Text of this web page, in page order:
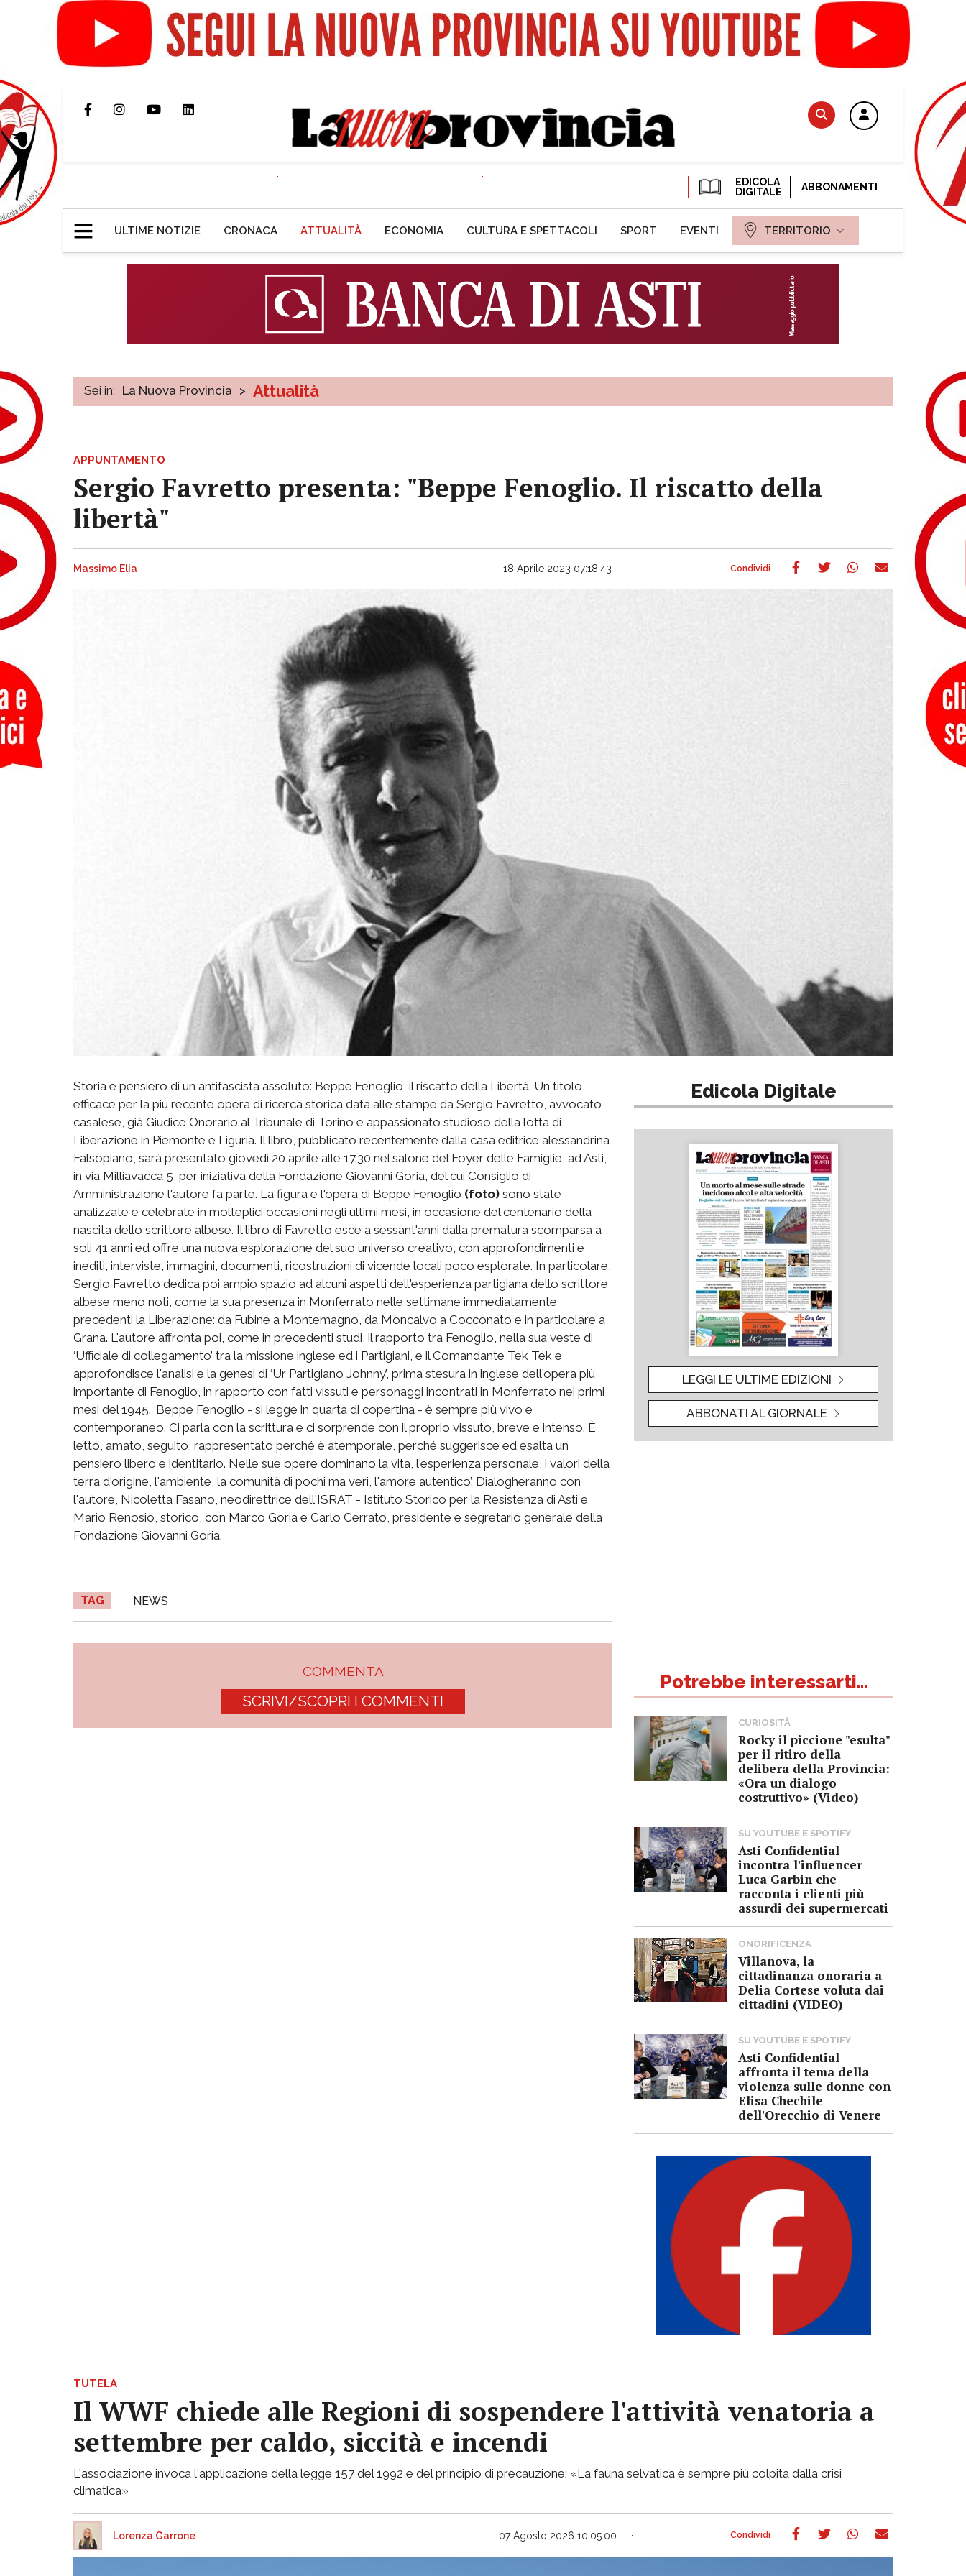
EDICOLA
DIGITALE
ABBONAMENTI
ULTIME NOTIZIE CRONACA ATTUALITÀ ECONOMIA CULTURA E SPETTACOLI SPORT EVENTI TERRITORIO
Sei in: La Nuova Provincia > Attualità
APPUNTAMENTO
Sergio Favretto presenta: "Beppe Fenoglio. Il riscatto della
libertà"
Massimo Elia 18 Aprile 2023 07:18:43
Storia e pensiero di un antifascista assoluto: Beppe Fenoglio, il riscatto della Libertà. Un titolo
efficace per la più recente opera di ricerca storica data alle stampe da Sergio Favretto, avvocato
casalese, già Giudice Onorario al Tribunale di Torino e appassionato studioso della lotta di
Liberazione in Piemonte e Liguria. Il libro, pubblicato recentemente dalla casa editrice alessandrina
Falsopiano, sarà presentato giovedì 20 aprile alle 17.30 nel salone del Foyer delle Famiglie, ad Asti,
in via Milliavacca 5, per iniziativa della Fondazione Giovanni Goria, del cui Consiglio di
Amministrazione l'autore fa parte. La figura e l'opera di Beppe Fenoglio (foto) sono state
analizzate e celebrate in molteplici occasioni negli ultimi mesi, in occasione del centenario della
nascita dello scrittore albese. Il libro di Favretto esce a sessant'anni dalla prematura scomparsa a
soli 41 anni ed offre una nuova esplorazione del suo universo creativo, con approfondimenti e
inediti, interviste, immagini, documenti, ricostruzioni di vicende locali poco esplorate. In particolare,
Sergio Favretto dedica poi ampio spazio ad alcuni aspetti dell'esperienza partigiana dello scrittore
albese meno noti, come la sua presenza in Monferrato nelle settimane immediatamente
precedenti la Liberazione: da Fubine a Montemagno, da Moncalvo a Cocconato e in particolare a
Grana. L'autore affronta poi, come in precedenti studi, il rapporto tra Fenoglio, nella sua veste di
‘Ufficiale di collegamento’ tra la missione inglese ed i Partigiani, e il Comandante Tek Tek e
approfondisce l'analisi e la genesi di ‘Ur Partigiano Johnny’, prima stesura in inglese dell'opera più
importante di Fenoglio, in rapporto con fatti vissuti e personaggi incontrati in Monferrato nei primi
mesi del 1945. ‘Beppe Fenoglio - si legge in quarta di copertina - è sempre più vivo e
contemporaneo. Ci parla con la scrittura e ci sorprende con il proprio vissuto, breve e intenso. È
letto, amato, seguito, rappresentato perché è atemporale, perché suggerisce ed esalta un
pensiero libero e identitario. Nelle sue opere dominano la vita, l'esperienza personale, i valori della
terra d'origine, l'ambiente, la comunità di pochi ma veri, l'amore autentico’. Dialogheranno con
l'autore, Nicoletta Fasano, neodirettrice dell'ISRAT - Istituto Storico per la Resistenza di Asti e
Mario Renosio, storico, con Marco Goria e Carlo Cerrato, presidente e segretario generale della
Fondazione Giovanni Goria.
TAG NEWS
COMMENTA
SCRIVI/SCOPRI I COMMENTI
Edicola Digitale
LEGGI LE ULTIME EDIZIONI
ABBONATI AL GIORNALE
Potrebbe interessarti...
CURIOSITÀ
Rocky il piccione "esulta"
per il ritiro della
delibera della Provincia:
«Ora un dialogo
costruttivo» (Video)
SU YOUTUBE E SPOTIFY
Asti Confidential
incontra l'influencer
Luca Garbin che
racconta i clienti più
assurdi dei supermercati
ONORIFICENZA
Villanova, la
cittadinanza onoraria a
Delia Cortese voluta dai
cittadini (VIDEO)
SU YOUTUBE E SPOTIFY
Asti Confidential
affronta il tema della
violenza sulle donne con
Elisa Chechile
dell'Orecchio di Venere
TUTELA
Il WWF chiede alle Regioni di sospendere l'attività venatoria a
settembre per caldo, siccità e incendi
L'associazione invoca l'applicazione della legge 157 del 1992 e del principio di precauzione: «La fauna selvatica è sempre più colpita dalla crisi
climatica»
Lorenza Garrone 07 Agosto 2026 10:05:00